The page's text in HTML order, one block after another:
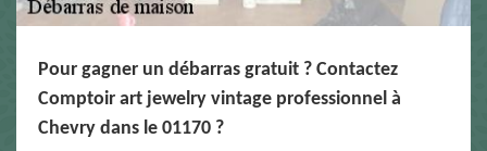
Pour gagner un débarras gratuit ? Contactez
Comptoir art jewelry vintage professionnel à
Chevry dans le 01170 ?